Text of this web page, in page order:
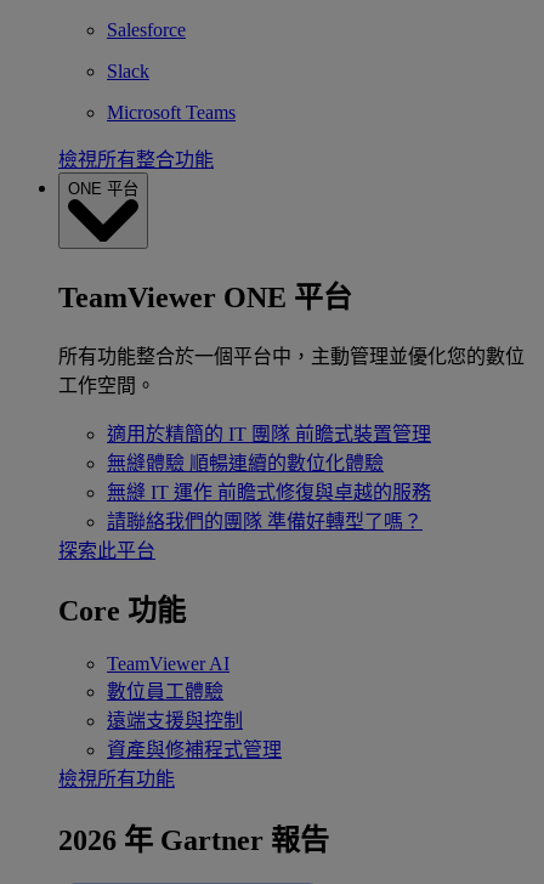
Salesforce
Slack
Microsoft Teams
檢視所有整合功能
ONE 平台
TeamViewer ONE 平台
所有功能整合於一個平台中，主動管理並優化您的數位
工作空間。
適用於精簡的 IT 團隊 前瞻式裝置管理
無縫體驗 順暢連續的數位化體驗
無縫 IT 運作 前瞻式修復與卓越的服務
請聯絡我們的團隊 準備好轉型了嗎？
探索此平台
Core 功能
TeamViewer AI
數位員工體驗
遠端支援與控制
資產與修補程式管理
檢視所有功能
2026 年 Gartner 報告